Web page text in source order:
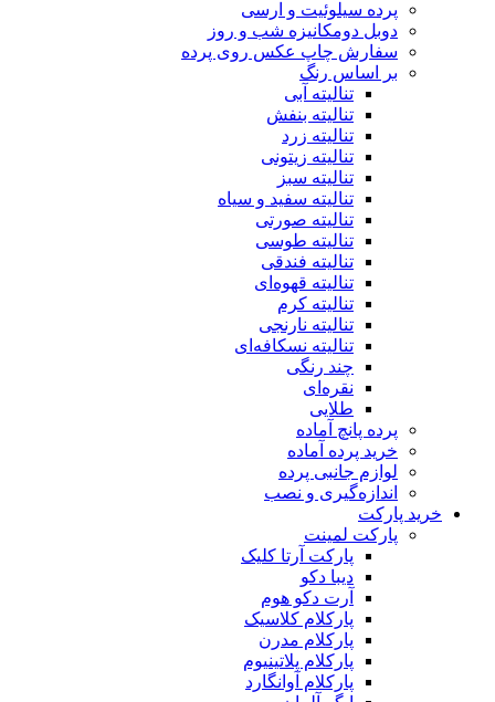
پرده سیلوئیت و ارسی
دوبل دومکانیزه شب و روز
سفارش چاپ عکس روی پرده
بر اساس رنگ
تنالیته آبی
تنالیته بنفش
تنالیته زرد
تنالیته زیتونی
تنالیته سبز
تنالیته سفید و سیاه
تنالیته صورتی
تنالیته طوسی
تنالیته فندقی
تنالیته قهوه‌ای
تنالیته کرم
تنالیته نارنجی
تنالیته نسکافه‌ای
چند رنگی
نقره‌ای
طلایی
پرده پانچ آماده
خرید پرده آماده
لوازم جانبی پرده
اندازه‌گیری و نصب
خرید پارکت
پارکت لمینت
پارکت آرتا کلیک
دیبا دکو
آرت دکو هوم
پارکلام کلاسیک
پارکلام مدرن
پارکلام پلاتینیوم
پارکلام آوانگارد